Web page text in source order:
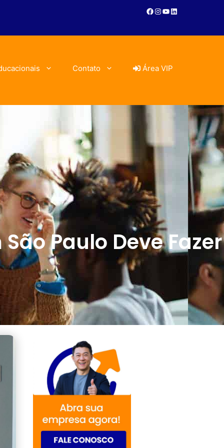
Contato Área VIP
Paulo Deve Fazer